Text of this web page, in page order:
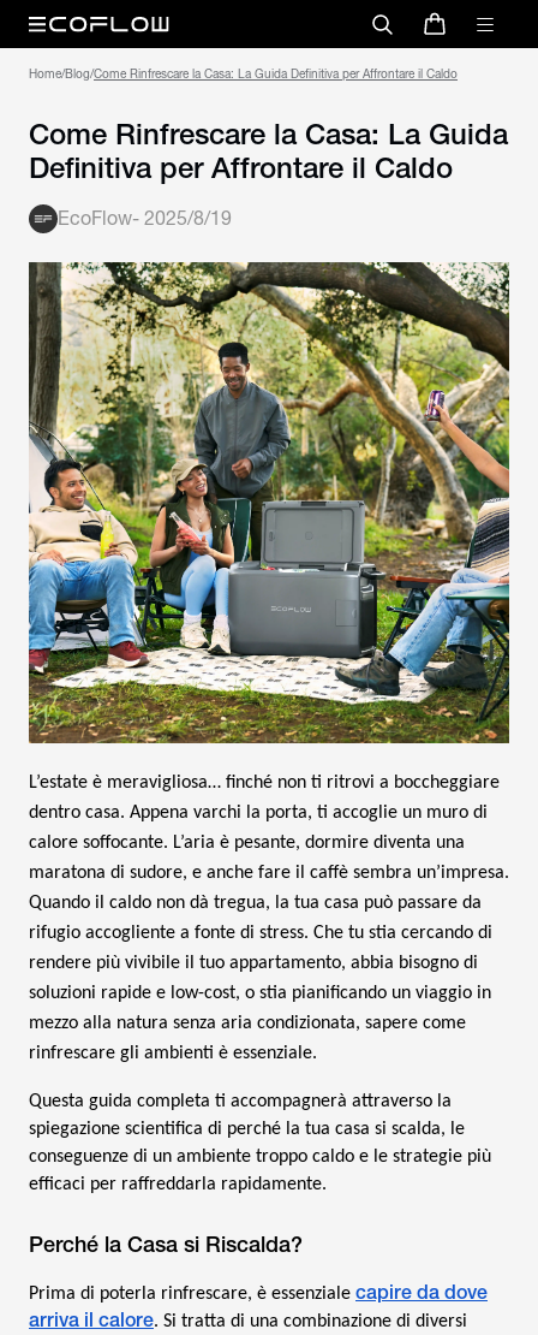
Home/Blog/
Come Rinfrescare la Casa: La Guida
Definitiva per Affrontare il Caldo
EcoFlow- 2025/8/19
L’estate è meravigliosa… finché non ti ritrovi a boccheggiare
dentro casa. Appena varchi la porta, ti accoglie un muro di
calore soffocante. L’aria è pesante, dormire diventa una
maratona di sudore, e anche fare il caffè sembra un’impresa.
Quando il caldo non dà tregua, la tua casa può passare da
rifugio accogliente a fonte di stress. Che tu stia cercando di
rendere più vivibile il tuo appartamento, abbia bisogno di
soluzioni rapide e low-cost, o stia pianificando un viaggio in
mezzo alla natura senza aria condizionata, sapere come
rinfrescare gli ambienti è essenziale.
Questa guida completa ti accompagnerà attraverso la
spiegazione scientifica di perché la tua casa si scalda, le
conseguenze di un ambiente troppo caldo e le strategie più
efficaci per raffreddarla rapidamente.
Perché la Casa si Riscalda?
Prima di poterla rinfrescare, è essenziale capire da dove
arriva il calore. Si tratta di una combinazione di diversi